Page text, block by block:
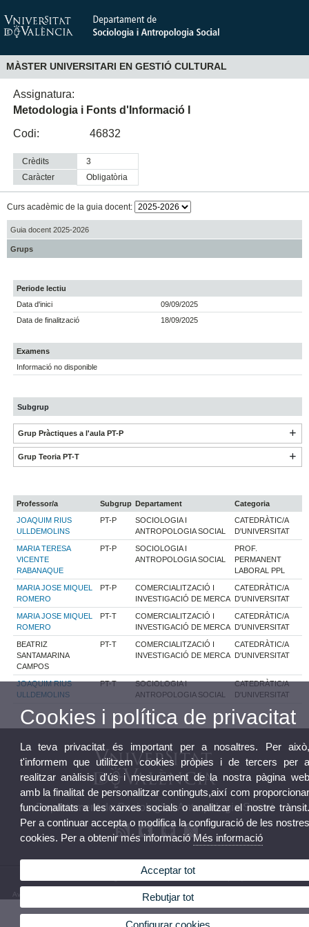
MÀSTER UNIVERSITARI EN GESTIÓ CULTURAL
Assignatura:
Metodologia i Fonts d'Informació I
Codi:
46832
Crèdits
3
Caràcter
obligatòria
Curs acadèmic de la guia docent:
Guia docent 2025-2026
Grups
Periode lectiu
Data d'inici
09/09/2025
Data de finalització
18/09/2025
Examens
Informació no disponible
Subgrup
Grup Pràctiques a l'aula PT-P
Grup Teoria PT-T
Professor/a Subgrup Departament
Categoria
JOAQUIM RIUS
ULLDEMOLINS
PT-P
SOCIOLOGIA I
ANTROPOLOGIA SOCIAL
CATEDRÀTIC/A
D'UNIVERSITAT
MARIA TERESA
VICENTE
RABANAQUE
PT-P
SOCIOLOGIA I
ANTROPOLOGIA SOCIAL
PROF.
PERMANENT
LABORAL PPL
MARIA JOSE MIQUEL
ROMERO
PT-P
COMERCIALITZACIÓ I
INVESTIGACIÓ DE MERCA
CATEDRÀTIC/A
D'UNIVERSITAT
MARIA JOSE MIQUEL
ROMERO
PT-T
COMERCIALITZACIÓ I
INVESTIGACIÓ DE MERCA
CATEDRÀTIC/A
D'UNIVERSITAT
BEATRIZ
SANTAMARINA
CAMPOS
PT-T
COMERCIALITZACIÓ I
INVESTIGACIÓ DE MERCA
CATEDRÀTIC/A
D'UNIVERSITAT
JOAQUIM RIUS
ULLDEMOLINS
PT-T
SOCIOLOGIA I
ANTROPOLOGIA SOCIAL
CATEDRÀTIC/A
D'UNIVERSITAT
Departament de Sociologia i Antropologia Social
© 2026 UV. - Av. dels Tarongers, s/n. 46022 València. Telèfon: (+34) 96 382 84 54
Avís legal Política privacitat |Cookies |Transparència
Cookies i política de privacitat
La teva privacitat és important per a nosaltres. Per
t'informem que utilitzem cookies pròpies i de tercers per
realitzar anàlisis d'ús i mesurament de la nostra pàgina
amb la finalitat de personalitzar continguts,així com
funcionalitats a les xarxes socials o analitzar el nostre
Per a continuar accepta o modifica la configuració de les
cookies. Per a obtenir més informació Més informació
Acceptar tot
Rebutjar tot
Configurar cookies